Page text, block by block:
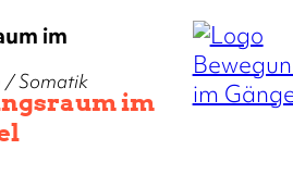
im
/ Somatik
im